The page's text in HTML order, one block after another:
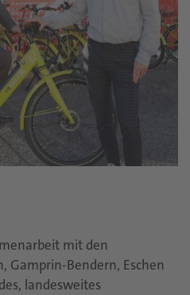
mit den
Gamprin-Bendern, Eschen
landesweites